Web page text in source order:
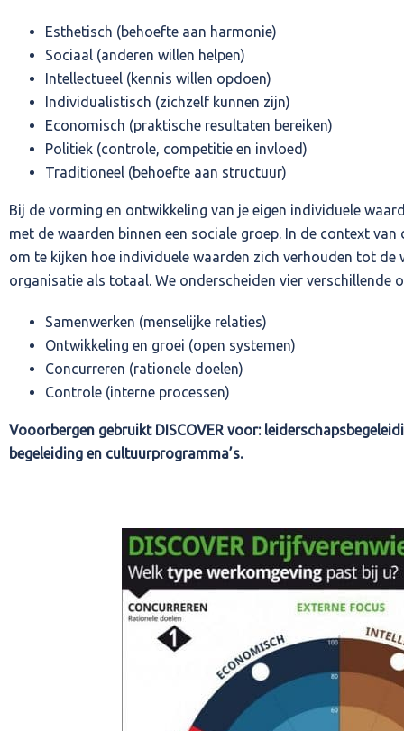
Esthetisch (behoefte aan harmonie)
Sociaal (anderen willen helpen)
Intellectueel (kennis willen opdoen)
Individualistisch (zichzelf kunnen zijn)
Economisch (praktische resultaten bereiken)
Politiek (controle, competitie en invloed)
Traditioneel (behoefte aan structuur)
Bij de vorming en ontwikkeling van je eigen individuele
met de waarden binnen een sociale groep. In de context
om te kijken hoe individuele waarden zich verhouden tot
organisatie als totaal. We onderscheiden vier verschillende
Samenwerken (menselijke relaties)
Ontwikkeling en groei (open systemen)
Concurreren (rationele doelen)
Controle (interne processen)
Vooorbergen gebruikt DISCOVER voor:
begeleiding en cultuurprogramma’s.